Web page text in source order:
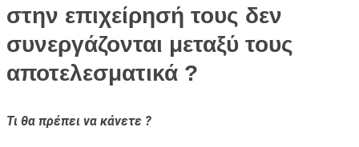
στην επιχείρησή τους δεν
συνεργάζονται μεταξύ τους
αποτελεσματικά ?
Τι θα πρέπει να κάνετε ?